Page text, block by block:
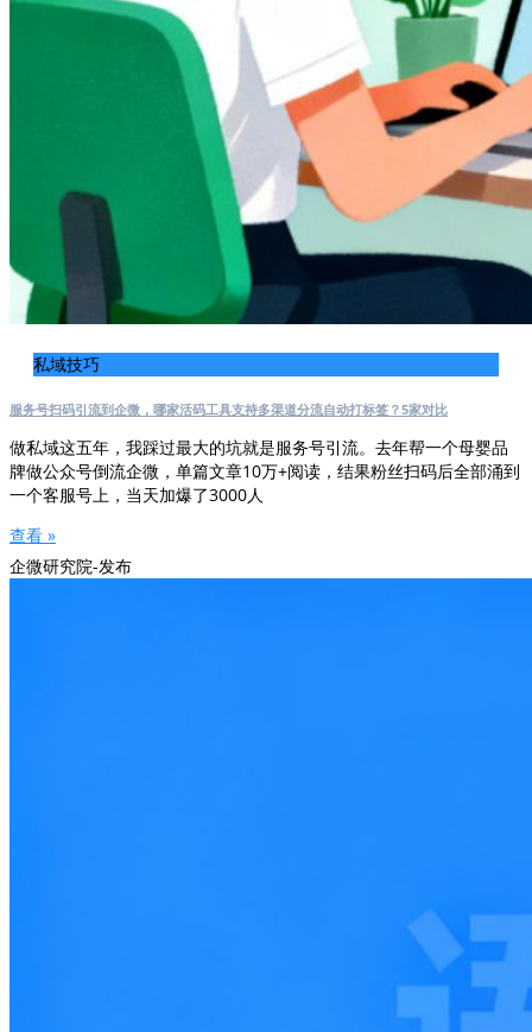
私域技巧
服务号扫码引流到企微，哪家活码工具支持多渠道分流自动打标签？5家对比
做私域这五年，我踩过最大的坑就是服务号引流。去年帮一个母婴品
牌做公众号倒流企微，单篇文章10万+阅读，结果粉丝扫码后全部涌到
一个客服号上，当天加爆了3000人
查看 »
企微研究院-发布